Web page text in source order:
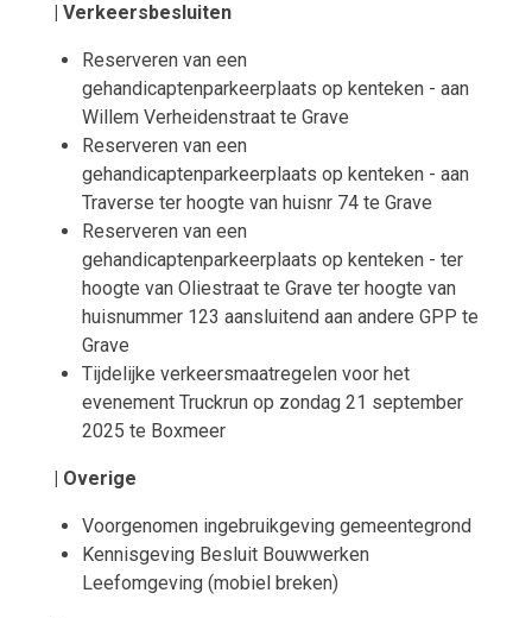
| Verkeersbesluiten
Reserveren van een
gehandicaptenparkeerplaats op kenteken - aan
Willem Verheidenstraat te Grave
Reserveren van een
gehandicaptenparkeerplaats op kenteken - aan
Traverse ter hoogte van huisnr 74 te Grave
Reserveren van een
gehandicaptenparkeerplaats op kenteken - ter
hoogte van Oliestraat te Grave ter hoogte van
huisnummer 123 aansluitend aan andere GPP te
Grave
Tijdelijke verkeersmaatregelen voor het
evenement Truckrun op zondag 21 september
2025 te Boxmeer
| Overige
Voorgenomen ingebruikgeving gemeentegrond
Kennisgeving Besluit Bouwwerken
Leefomgeving (mobiel breken)